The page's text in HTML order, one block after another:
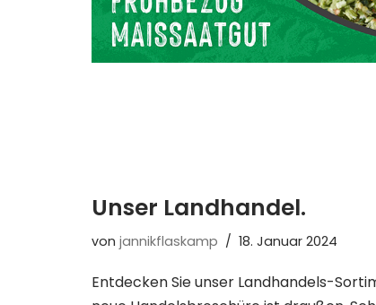
Unser Landhandel.
von jannikflaskamp 18. Januar 2024
Entdecken Sie unser Landhandels-